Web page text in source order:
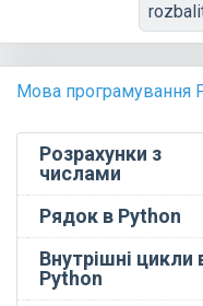
Мова програмування
Розрахунки з
числами
Рядок в Python
Внутрішні цикли
Python